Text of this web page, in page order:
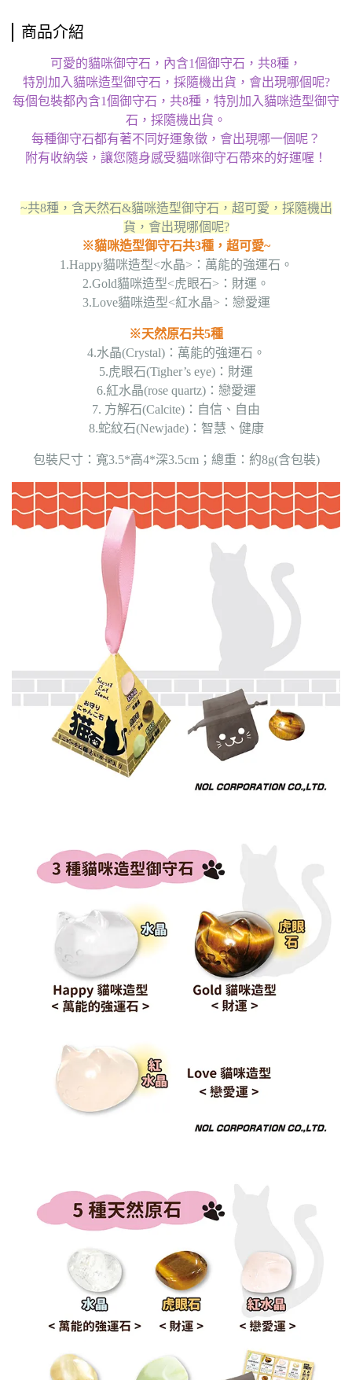
商品介紹
可愛的貓咪御守石，內含1個御守石，共8種，
特別加入貓咪造型御守石，採隨機出貨，會出現哪個呢?
每個包裝都內含1個御守石，共8種，特別加入貓咪造型御守
石，採隨機出貨。
每種御守石都有著不同好運象徵，會出現哪一個呢？
附有收納袋，讓您隨身感受貓咪御守石帶來的好運喔！
~共8種，含天然石&貓咪造型御守石，超可愛，採隨機出
貨，會出現哪個呢?
※貓咪造型御守石共3種，超可愛~
1.Happy貓咪造型<水晶>：萬能的強運石。
2.Gold貓咪造型<虎眼石>：財運。
3.Love貓咪造型<紅水晶>：戀愛運
※天然原石共5種
4.水晶(Crystal)：萬能的強運石。
5.虎眼石(Tigher’s eye)：財運
6.紅水晶(rose quartz)：戀愛運
7. 方解石(Calcite)：自信、自由
8.蛇紋石(Newjade)：智慧、健康
包裝尺寸：寬3.5*高4*深3.5cm；總重：約8g(含包裝)